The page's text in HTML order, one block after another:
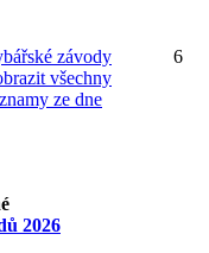
závody
všechny
ze dne
6
2026